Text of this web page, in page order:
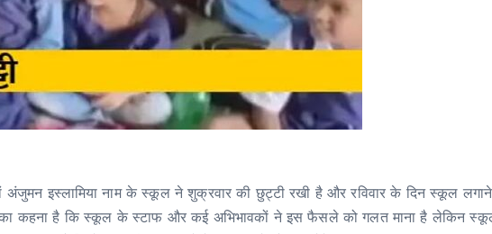
इस्लामिया नाम के स्कूल ने शुक्रवार की छुट्टी रखी है और रविवार के दिन स्कूल
कहना है कि स्कूल के स्टाफ और कई अभिभावकों ने इस फैसले को गलत माना है लेकिन